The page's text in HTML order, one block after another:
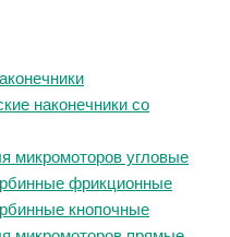
наконечники со
микромоторов угловые
фрикционные
кнопочные